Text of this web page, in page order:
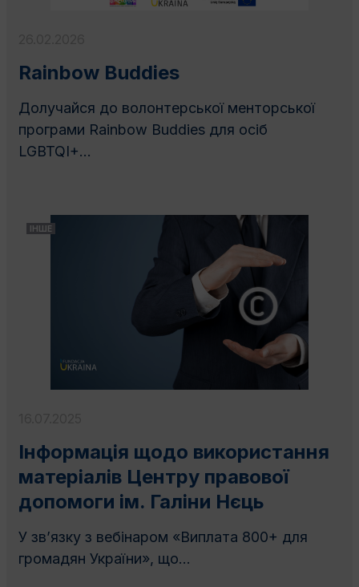
Rainbow Buddies
Долучайся до волонтерської менторської
програми Rainbow Buddies для осіб
LGBTQI+...
ІНШЕ
Інформація щодо використання
матеріалів Центру правової
допомоги ім. Галіни Нєць
У зв’язку з вебінаром «Виплата 800+ для
громадян України», що...